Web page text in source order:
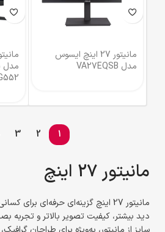
مانیتور 27 اینچ ایسوس
مدل VA27EQSB
1
2
3
مانیتور 27 اینچ
مانیتور 27 اینچ گزینه‌ای حرفه‌ای
دید بیشتر، کیفیت تصویر بالاتر و تجربه